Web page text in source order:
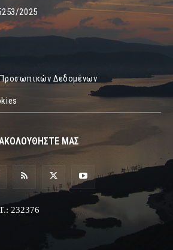
2025
Δεδομένων
ΜΑΣ
232376